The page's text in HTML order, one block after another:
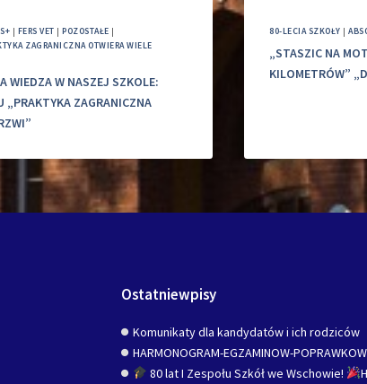
| FERS VET |POZOSTAŁE |
ZAGRANICZNA OTWIERA WIELE
WIEDZA W NASZEJ SZKOLE:
„PRAKTYKA ZAGRANICZNA
80-LECIA SZKOŁY |
„STASZIC NA
KILOMETRÓW”
Ostatniewpisy
Komunikaty dla kandydatów i ich rodziców
HARMONOGRAM-EGZAMINOW-
80 lat I Zespołu Szkół we Wschowie!